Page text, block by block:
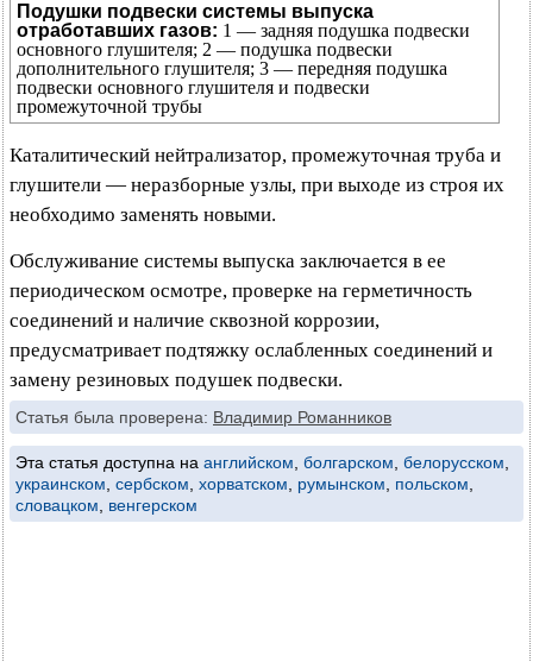
Подушки подвески системы выпуска
отработавших газов: 1 — задняя подушка подвески
основного глушителя; 2 — подушка подвески
дополнительного глушителя; 3 — передняя подушка
подвески основного глушителя и подвески
промежуточной трубы
Каталитический нейтрализатор, промежуточная труба и
глушители — неразборные узлы, при выходе из строя их
необходимо заменять новыми.
Обслуживание системы выпуска заключается в ее
периодическом осмотре, проверке на герметичность
соединений и наличие сквозной коррозии,
предусматривает подтяжку ослабленных соединений и
замену резиновых подушек подвески.
Статья была проверена: Владимир Романников
Эта статья доступна на английском болгарском белорусском
украинском сербском хорватском румынском польском
словацком
венгерском